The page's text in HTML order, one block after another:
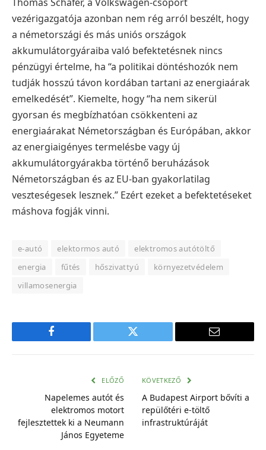
Thomas Schäfer, a Volkswagen-csoport
vezérigazgatója azonban nem rég arról beszélt, hogy
a németországi és más uniós országok
akkumulátorgyáraiba való befektetésnek nincs
pénzügyi értelme, ha “a politikai döntéshozók nem
tudják hosszú távon kordában tartani az energiaárak
emelkedését”. Kiemelte, hogy “ha nem sikerül
gyorsan és megbízhatóan csökkenteni az
energiaárakat Németországban és Európában, akkor
az energiaigényes termelésbe vagy új
akkumulátorgyárakba történő beruházások
Németországban és az EU-ban gyakorlatilag
veszteségesek lesznek.” Ezért ezeket a befektetéseket
máshova fogják vinni.
e-autó elektormos autó
elektromos autótöltő
energia
fűtés hőszivattyú
környezetvédelem
villamosenergia
Facebook Twitter
E-
ELŐZŐ
Napelemes autót és
elektromos motort
fejlesztettek ki a Neumann
János Egyeteme
KÖVETKEZŐ
A Budapest Airport bővíti a
repülőtéri e-töltő
infrastruktúráját